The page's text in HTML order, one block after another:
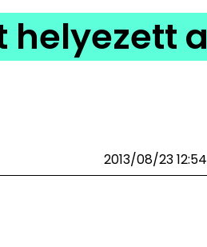
helyezett a
2013/08/23 12:54